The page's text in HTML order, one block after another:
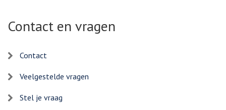
Contact en vragen
Contact
Veelgestelde vragen
Stel je vraag